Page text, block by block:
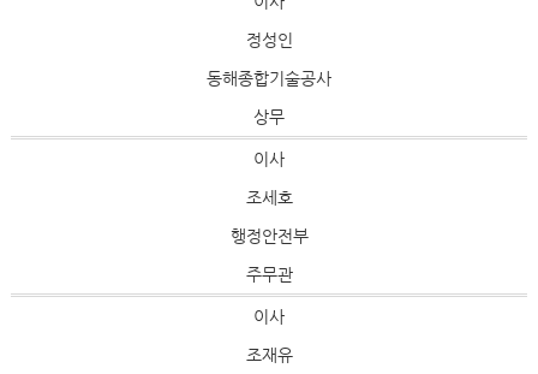
정성인
동해종합기술공사
상무
이사
조세호
행정안전부
주무관
이사
조재유